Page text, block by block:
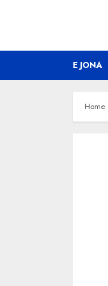
E JONA
Home